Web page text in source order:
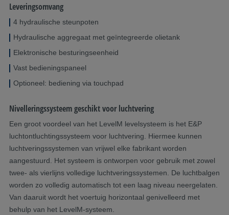
Leveringsomvang
4 hydraulische steunpoten
Hydraulische aggregaat met geïntegreerde olietank
Elektronische besturingseenheid
Vast bedieningspaneel
Optioneel: bediening via touchpad
Nivelleringssysteem geschikt voor luchtvering
Een groot voordeel van het LevelM levelsysteem is het E&P
luchtontluchtingssysteem voor luchtvering. Hiermee kunnen
luchtveringssystemen van vrijwel elke fabrikant worden
aangestuurd. Het systeem is ontworpen voor gebruik met zowel
twee- als vierlijns volledige luchtveringssystemen. De luchtbalgen
worden zo volledig automatisch tot een laag niveau neergelaten.
Van daaruit wordt het voertuig horizontaal genivelleerd met
behulp van het LevelM-systeem.